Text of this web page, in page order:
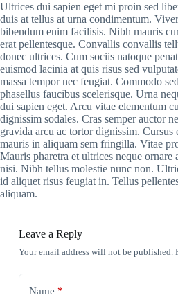
Ultrices dui sapien eget mi proin sed
duis at tellus at urna condimentum.
bibendum enim facilisis. Nibh mauris
erat pellentesque. Convallis convallis
donec ultrices. Cum sociis natoque
euismod lacinia at quis risus sed
massa tempor nec feugiat. Commodo
phasellus faucibus scelerisque. Urna
dui sapien eget. Arcu vitae elementum
dignissim sodales. Cras semper auctor
gravida arcu ac tortor dignissim. Cursus
mauris in aliquam sem fringilla. Vitae
Mauris pharetra et ultrices neque ornare
nisi. Nibh tellus molestie nunc non.
id aliquet risus feugiat in. Tellus
aliquam.
Leave a Reply
Your email address will not be published.
Name *